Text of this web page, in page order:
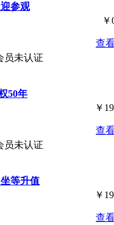
参观
员未认证
￥
查
50年
员未认证
￥
查
等升值
￥
查